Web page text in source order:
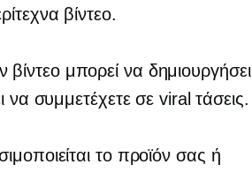
βίντεο.
μπορεί να δημιουργήσει
να συμμετέχετε σε viral τάσεις.
το προϊόν σας ή